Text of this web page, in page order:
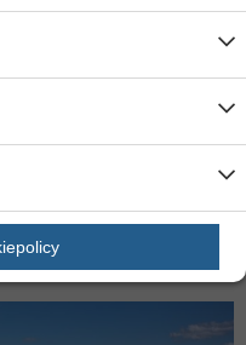
åbner dørene for
Skimminghøj i Ry.